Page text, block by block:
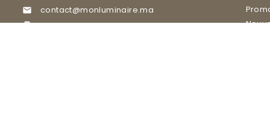
 contact@monluminaire.ma

05 37 67 02 62